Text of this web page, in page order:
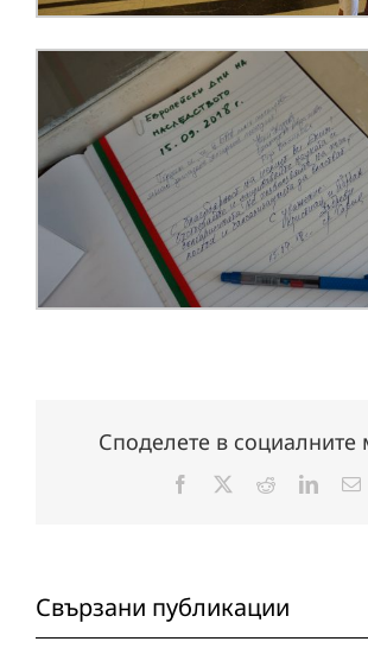
Споделете в
Facebook Reddit
Свързани публикации